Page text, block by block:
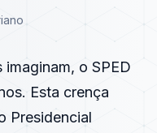
o SPED
Esta crença
Presidencial